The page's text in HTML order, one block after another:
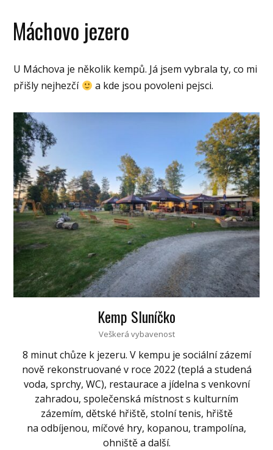
Máchovo jezero
U Máchova je několik kempů. Já jsem vybrala ty, co mi
přišly nejhezčí
a kde jsou povoleni pejsci.
Kemp Sluníčko
Veškerá vybavenost
8 minut chůze k jezeru. V kempu je sociální zázemí
nově rekonstruované v roce 2022 (teplá a studená
voda, sprchy, WC), restaurace a jídelna s venkovní
zahradou, společenská místnost s kulturním
zázemím, dětské hřiště, stolní tenis, hřiště
na odbíjenou, míčové hry, kopanou, trampolína,
ohniště a další.